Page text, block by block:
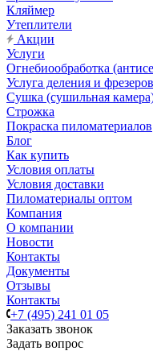
Кляймер
Утеплители
Акции
Услуги
Огнебиообработка
Услуга деления и
Сушка (сушильная
Строжка
Покраска пиломатериалов
Блог
Как купить
Условия оплаты
Условия доставки
Пиломатериалы оптом
Компания
О компании
Новости
Контакты
Документы
Отзывы
Контакты
+7 (495) 241 01 05
Заказать звонок
Задать вопрос